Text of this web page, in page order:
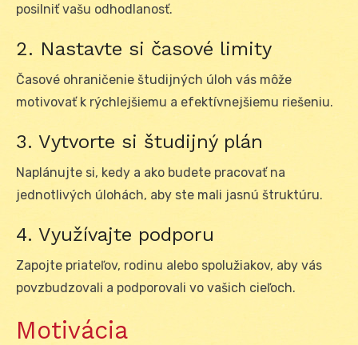
posilniť vašu odhodlanosť.
2. Nastavte si časové limity
Časové ohraničenie študijných úloh vás môže
motivovať k rýchlejšiemu a efektívnejšiemu riešeniu.
3. Vytvorte si študijný plán
Naplánujte si, kedy a ako budete pracovať na
jednotlivých úlohách, aby ste mali jasnú štruktúru.
4. Využívajte podporu
Zapojte priateľov, rodinu alebo spolužiakov, aby vás
povzbudzovali a podporovali vo vašich cieľoch.
Motivácia